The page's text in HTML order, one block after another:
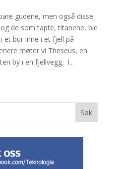
gudene, men også disse
de som tapte, titanene, ble
et bur inne i et fjell på
møter vi Theseus, en
by i en fjellvegg. I...